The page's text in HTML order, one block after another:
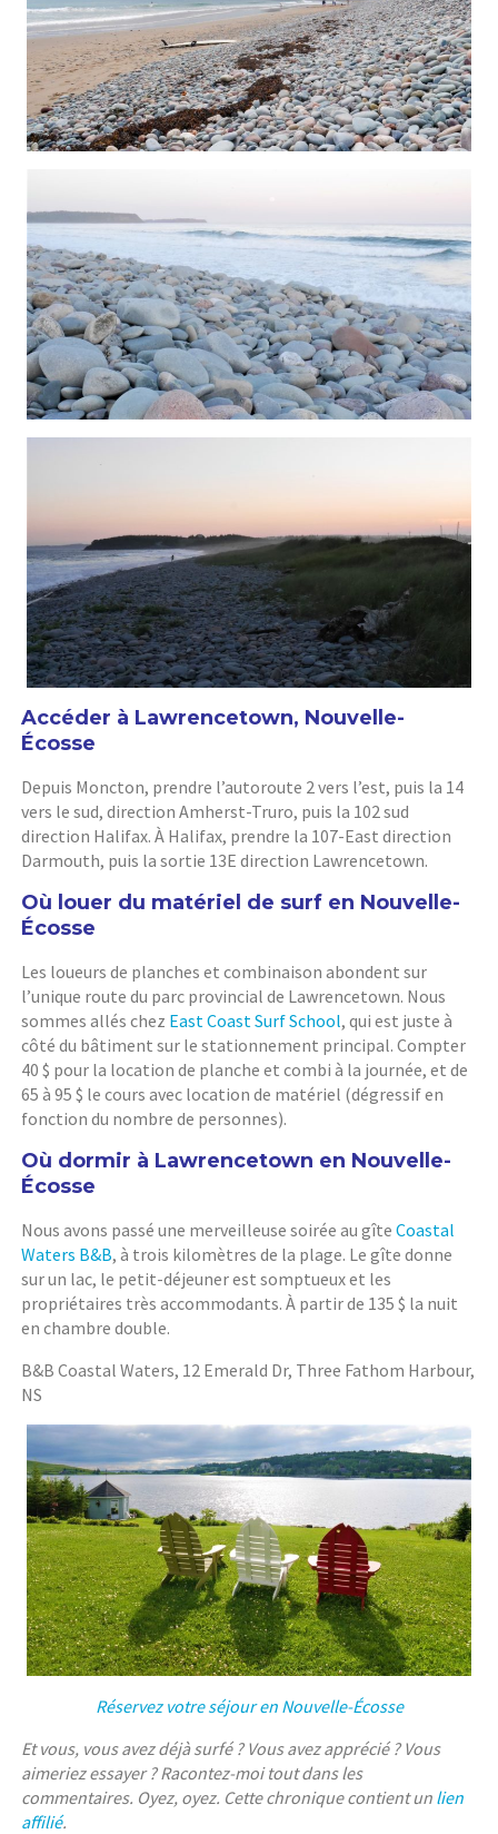
Accéder à Lawrencetown, Nouvelle-
Écosse
Depuis Moncton, prendre l’autoroute 2 vers l’est, puis la 14
vers le sud, direction Amherst-Truro, puis la 102 sud
direction Halifax. À Halifax, prendre la 107-East direction
Darmouth, puis la sortie 13E direction Lawrencetown.
Où louer du matériel de surf en Nouvelle-
Écosse
Les loueurs de planches et combinaison abondent sur
l’unique route du parc provincial de Lawrencetown. Nous
sommes allés chez East Coast Surf School, qui est juste à
côté du bâtiment sur le stationnement principal. Compter
40 $ pour la location de planche et combi à la journée, et de
65 à 95 $ le cours avec location de matériel (dégressif en
fonction du nombre de personnes).
Où dormir à Lawrencetown en Nouvelle-
Écosse
Nous avons passé une merveilleuse soirée au gîteCoastal
Waters B&B, à trois kilomètres de la plage. Le gîte donne
sur un lac, le petit-déjeuner est somptueux et les
propriétaires très accommodants. À partir de 135 $ la nuit
en chambre double.
B&B Coastal Waters, 12 Emerald Dr, Three Fathom Harbour,
NS
Réservez votre séjour en Nouvelle-Écosse
Et vous, vous avez déjà surfé ? Vous avez apprécié ? Vous
aimeriez essayer ? Racontez-moi tout dans les
commentaires. Oyez, oyez. Cette chronique contient un lien
affilié.